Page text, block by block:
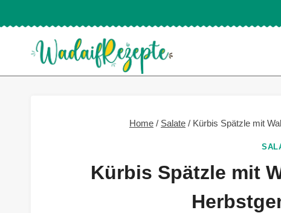
to
content
Home / Salate / Kürbis Spätzle mit
Kürbis Spätzle mit